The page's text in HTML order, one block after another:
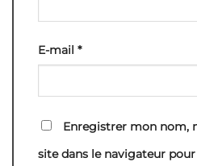
E-mail *
Enregistrer mon nom,
site dans le navigateur